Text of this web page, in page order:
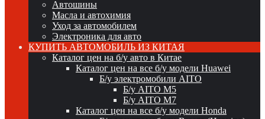
Автошины
Масла и автохимия
Уход за автомобилем
Электроника для авто
КУПИТЬ АВТОМОБИЛЬ ИЗ КИТАЯ
Каталог цен на б/у авто в Китае
Каталог цен на все б/у модели Huawei
Б/у электромобили AITO
Б/у AITO M5
Б/у AITO M7
Каталог цен на все б/у модели Honda